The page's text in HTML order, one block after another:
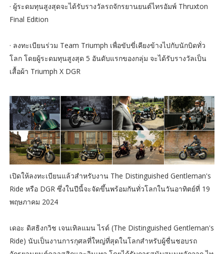
· ผู้ระดมทุนสูงสุดจะได้รับรางวัลรถจักรยานยนต์ไทรอัมพ์ Thruxton
Final Edition
· ลงทะเบียนร่วม Team Triumph เพื่อขับขี่เคียงข้างไปกับนักบิดทั่ว
โลก โดยผู้ระดมทุนสูงสุด 5 อันดับแรกของกลุ่ม จะได้รับรางวัลเป็น
เสื้อผ้า Triumph X DGR
เปิดให้ลงทะเบียนแล้วสำหรับงาน The Distinguished Gentleman's
Ride หรือ DGR ซึ่งในปีนี้จะจัดขึ้นพร้อมกันทั่วโลกในวันอาทิตย์ที่ 19
พฤษภาคม 2024
เดอะ ดิสธิงกวิช เจนเทิลแมน ไรด์ (The Distinguished Gentleman's
Ride) นับเป็นงานการกุศลที่ใหญ่ที่สุดในโลกสำหรับผู้ชื่นชอบรถ